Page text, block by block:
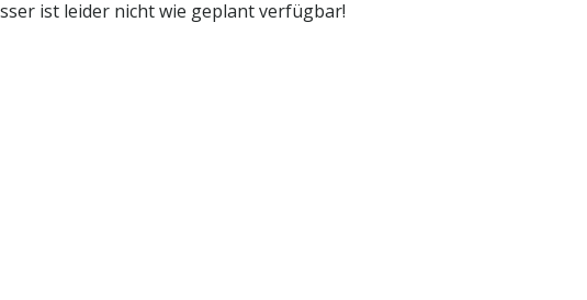
ist leider nicht wie geplant verfügbar!